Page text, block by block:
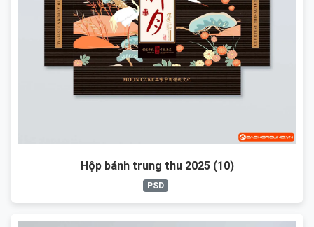
Hộp bánh trung thu 2025 (10)
PSD